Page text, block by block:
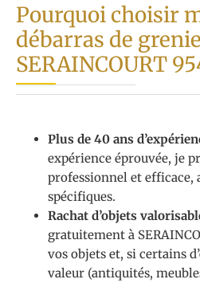
Pourquoi choisir
débarras de
SERAINCOURT
Plus de 40 ans
expérience éprouvée, je
professionnel et efficace,
spécifiques.
Rachat d’objets
gratuitement à
vos objets et, si certains
valeur (antiquités,